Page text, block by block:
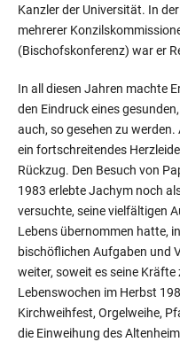
Kanzler der Universität. In
mehrerer
(Bischofskonferenz) war er
In all diesen Jahren machte
den Eindruck eines
auch, so gesehen zu
ein fortschreitendes
Rückzug. Den Besuch von
1983 erlebte Jachym noch
versuchte, seine vielfältigen
Lebens übernommen hatte,
bischöflichen Aufgaben und
weiter, soweit es seine
Lebenswochen im Herbst
Kirchweihfest, Orgelweihe,
die Einweihung des